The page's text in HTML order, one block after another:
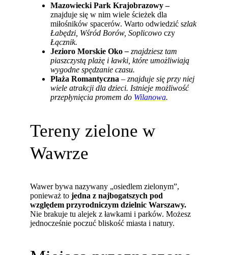
Mazowiecki Park Krajobrazowy –
znajduje się w nim wiele ścieżek dla
miłośników spacerów. Warto odwiedzić szlak
Łabędzi , Wśród Borów, Soplicowoczy
Łącznik.
Jezioro Morskie Oko– znajdziesz tam
piaszczystą plażę i ławki, które umożliwiają
wygodne spędzanie czasu.
Plaża Romantyczna – znajduje się przy niej
wiele atrakcji dla dzieci. Istnieje możliwość
przepłynięcia promem do Wilanowa.
Tereny zielone w
Wawrze
Wawer bywa nazywany „osiedlem zielonym”,
ponieważ tojedna z najbogatszych pod
względem przyrodniczym dzielnic Warszawy.
Nie brakuje tu alejek z ławkami i parków. Możesz
jednocześnie poczuć bliskość miasta i natury.